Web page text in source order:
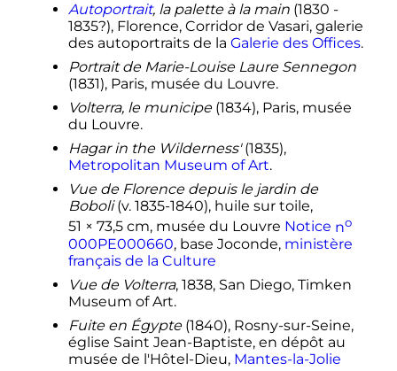
Autoportrait, la palette à la main(1830 -
1835?), Florence, Corridor de Vasari, galerie
des autoportraits de la Galerie des Offices.
Portrait de Marie-Louise Laure Sennegon
(1831), Paris, musée du Louvre.
Volterra, le municipe(1834), Paris, musée
du Louvre.
Hagar in the Wilderness'(1835),
Metropolitan Museum of Art.
Vue de Florence depuis le jardin de
Boboli(v. 1835-1840), huile sur toile,
51 × 73,5 cm, musée du Louvre Notice no
000PE000660, base Joconde, ministère
français de la Culture
Vue de Volterra, 1838, San Diego, Timken
Museum of Art.
Fuite en Égypte(1840), Rosny-sur-Seine,
église Saint Jean-Baptiste, en dépôt au
musée de l'Hôtel-Dieu, Mantes-la-Jolie